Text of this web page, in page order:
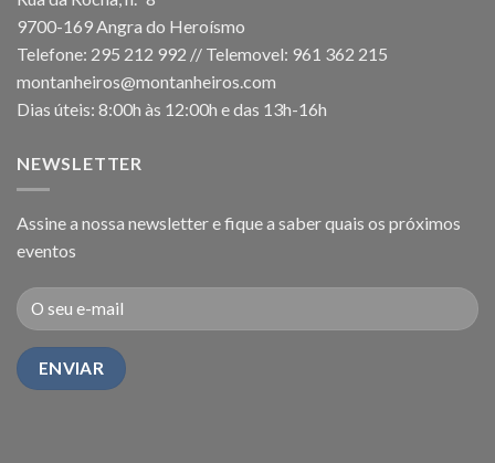
9700-169 Angra do Heroísmo
Telefone: 295 212 992 // Telemovel: 961 362 215
montanheiros@montanheiros.com
Dias úteis: 8:00h às 12:00h e das 13h-16h
NEWSLETTER
Assine a nossa newsletter e fique a saber quais os próximos
eventos